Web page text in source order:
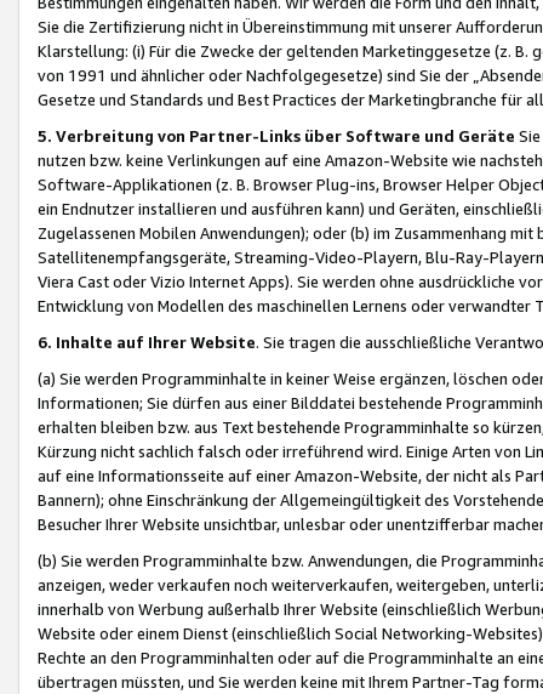
Sie die Zertifizierung nicht in Übereinstimmung mit unserer
Klarstellung: (i) Für die Zwecke der geltenden Marketinggesetze (z. B.
von 1991 und ähnlicher oder Nachfolgegesetze) sind Sie der
Gesetze und Standards und Best Practices der Marketingbranche für
5. Verbreitung von Partner-Links über Software und Geräte
nutzen bzw. keine Verlinkungen auf eine Amazon-Website wie
Software-Applikationen (z. B. Browser Plug-ins, Browser Helper
ein Endnutzer installieren und ausführen kann) und Geräten,
Zugelassenen Mobilen Anwendungen); oder (b) im Zusammenhang
Satellitenempfangsgeräte, Streaming-Video-Playern, Blu-Ray-
Viera Cast oder Vizio Internet Apps). Sie werden ohne ausdrückliche
Entwicklung von Modellen des maschinellen Lernens oder
6. Inhalte auf Ihrer Website. Sie tragen die ausschließliche
(a) Sie werden Programminhalte in keiner Weise ergänzen, löschen
Informationen; Sie dürfen aus einer Bilddatei bestehende
erhalten bleiben bzw. aus Text bestehende Programminhalte so
Kürzung nicht sachlich falsch oder irreführend wird. Einige Arten von
auf eine Informationsseite auf einer Amazon-Website, der nicht als
Bannern); ohne Einschränkung der Allgemeingültigkeit des
Besucher Ihrer Website unsichtbar, unlesbar oder unentzifferbar
(b) Sie werden Programminhalte bzw. Anwendungen, die
anzeigen, weder verkaufen noch weiterverkaufen, weitergeben,
innerhalb von Werbung außerhalb Ihrer Website (einschließlich
Website oder einem Dienst (einschließlich Social Networking-
Rechte an den Programminhalten oder auf die Programminhalte an
übertragen müssten, und Sie werden keine mit Ihrem Partner-Tag